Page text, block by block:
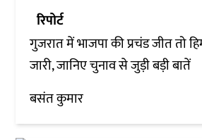
रिपोर्ट
गुजरात में भाजपा की प्रचंड जीत तो
जारी, जानिए चुनाव से जुड़ी बड़ी बातें
बसंत कुमार